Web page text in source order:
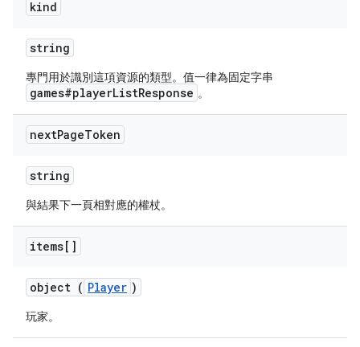
kind
string
專門用於識別這項資源的類型。值一律為固定字串
games#playerListResponse 。
nextPageToken
string
與結果下一頁相對應的權杖。
items[]
object ( Player )
玩家。